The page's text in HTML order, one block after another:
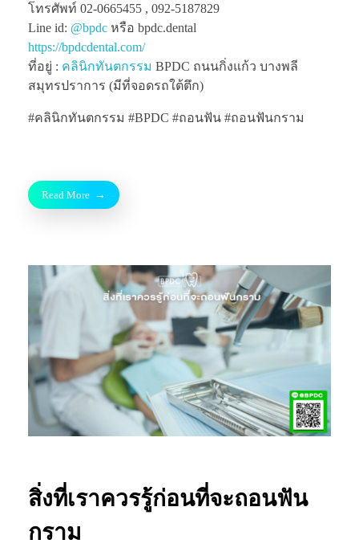
โทรศัพท์ 02-0665455 , 092-5187829
Line id: @bpdc หรือ bpdc.dental
https://bpdcdental.com/
ที่อยู่ : คลินิกทันตกรรม BPDC ถนนกิ่งแก้ว บางพลี
สมุทรปราการ (มีที่จอดรถใต้ตึก)
#คลินิกทันตกรรม #BPDC #ถอนฟัน #ถอนฟันกราม
Read More
สิ่งที่เราควรรู้ก่อนที่จะถอนฟัน
กราม